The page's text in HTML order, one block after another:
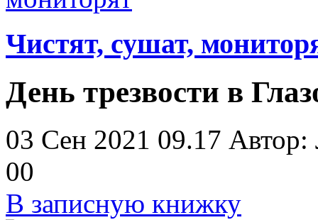
Чистят, сушат,
День трезвости в
03 Сен 2021 09.17
00
В записную книжку